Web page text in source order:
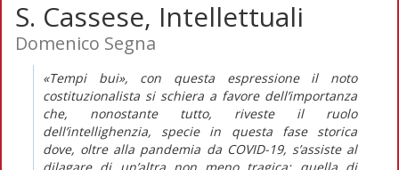
S. Cassese, Intellettuali
Domenico Segna
«Tempi bui», con questa espressione il noto
costituzionalista si schiera a favore dell’importanza
che, nonostante tutto, riveste il ruolo
dell’intellighenzia, specie in questa fase storica
dove, oltre alla pandemia da COVID-19, s’assiste al